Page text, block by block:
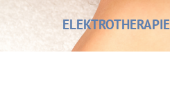
ELEKTROTHERAPIE